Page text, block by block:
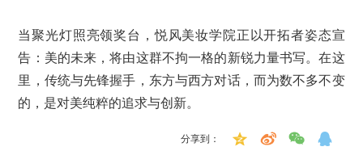
当聚光灯照亮领奖台，悦风美妆学院正以开拓者姿态宣
告：美的未来，将由这群不拘一格的新锐力量书写。在这
里，传统与先锋握手，东方与西方对话，而为数不多不变
的，是对美纯粹的追求与创新。
分享到：